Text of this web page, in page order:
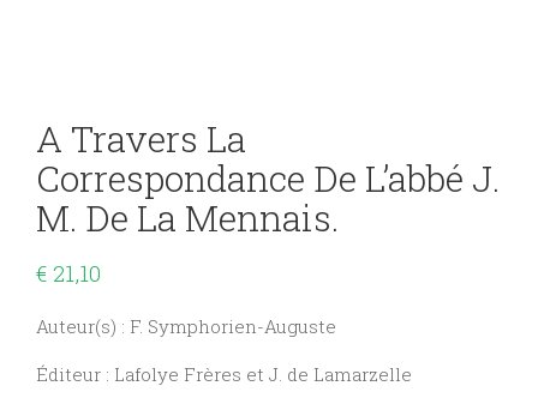
A Travers La
Correspondance De L’abbé J.
M. De La Mennais.
€ 21,10
Auteur(s) : F. Symphorien-Auguste
Éditeur : Lafolye Frères et J. de Lamarzelle